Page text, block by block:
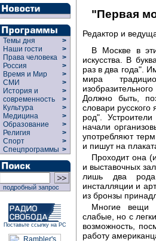
Темы дня
>
Наши гости
>
Права человека >
Россия
>
Время и Мир
>
СМИ
>
История и
современность
>
>
Культура
>
Медицина
>
Образование
>
Религия
>
Спорт
>
Спецпрограммы >
подробный запрос
Поставьте ссылку на РС
"Первая
Редактор и
В Москве в
искусства. В
раз в два года".
мира
Должно быть,
словари
род".
начали
употребляют
и пишут на
Проходит она
и выставочных
лишь два рода
инсталляции и
из бронзы
Многие вещи
слабые, но с
возможность,
работу